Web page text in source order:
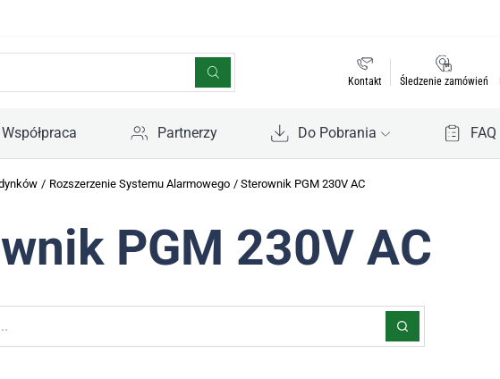
Kontakt Śledzenie zamówień
Współpraca Partnerzy Do Pobrania FAQ
/ Rozszerzenie Systemu Alarmowego / Sterownik PGM 230V AC
PGM 230V AC